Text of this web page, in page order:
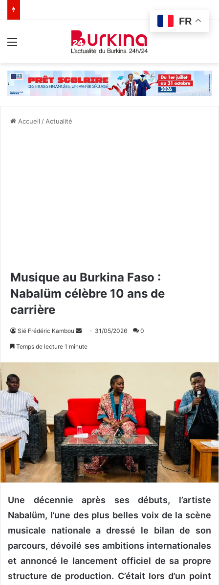
Accueil / Actualité
‎Musique au Burkina Faso :
Nabalüm célèbre 10 ans de
carrière
Sié Frédéric Kambou
r
n
c
o
u
r
r
l
31/05/2026 0
Temps de lecture 1 minute
‎Une décennie après ses débuts, l’artiste
Nabalüm, l’une des plus belles voix de la scène
musicale nationale a dressé le bilan de son
parcours, dévoilé ses ambitions internationales
et annoncé le lancement officiel de sa propre
structure de production. C’était lors d’un point
FR